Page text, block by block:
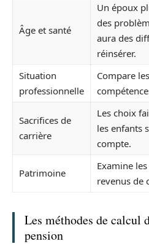
Âge et santé
Un époux
des
aura des
réinsérer.
Situation
professionnelle
Compare
Sacrifices de
carrière
Les choix
les enfants
compte.
Patrimoine
Examine
revenus de
Les méthodes de calcul
pension